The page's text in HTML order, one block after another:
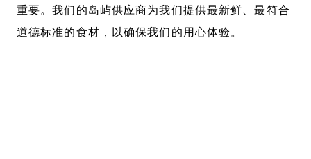
重要。我们的岛屿供应商为我们提供最新鲜、最符合
道德标准的食材，以确保我们的用心体验。